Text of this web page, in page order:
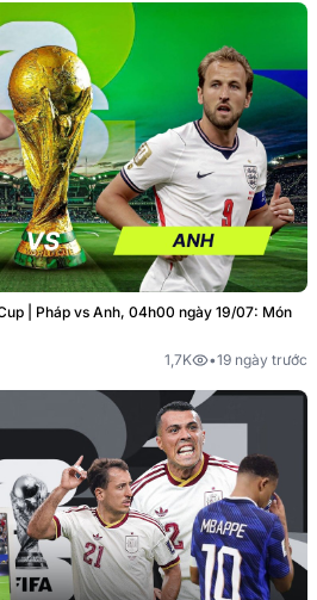
| Pháp vs Anh, 04h00 ngày 19/07: Món
1,7K •19 ngày trước